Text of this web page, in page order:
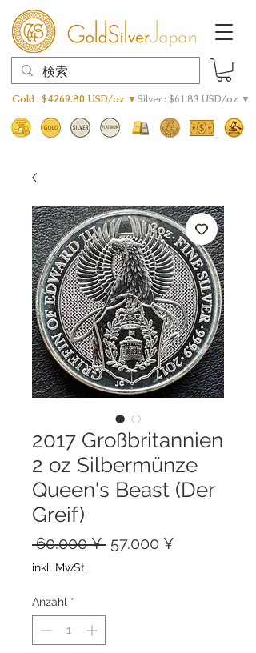
Gold : $4269.80 USD/oz ▼Silver : $61.83 USD/oz ▼
2017 Großbritannien
2 oz Silbermünze
Queen's Beast (Der
Greif)
60.000 ¥ Standardpreis
57.000 ¥
inkl. MwSt.
Anzahl *